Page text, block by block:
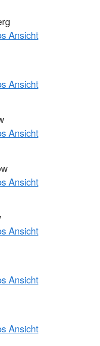
Ansicht
Ansicht
Ansicht
Ansicht
Ansicht
Ansicht
Ansicht